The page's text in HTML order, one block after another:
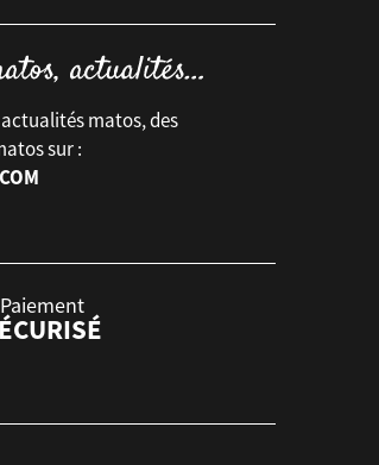
matos, des
sur :
Paiement